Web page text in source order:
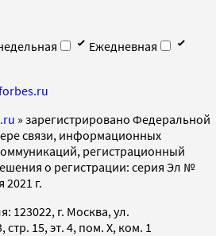
Ежедневная
» зарегистрировано Федеральной
связи, информационных
регистрационный
о регистрации: серия Эл №
г.
123022, г. Москва, ул.
15, эт. 4, пом. X, ком. 1